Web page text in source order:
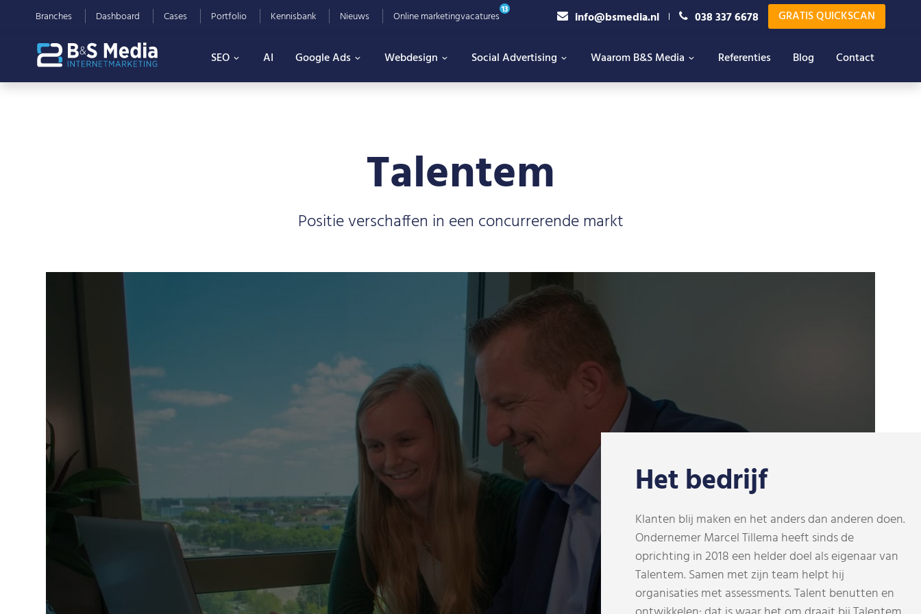
Branches Dashboard Cases Portfolio Kennisbank Nieuws Online marketingvacatures13 info@bsmedia.nl 038 337 6678 GRATIS QUICKSCAN
SEO AI Google Ads Webdesign Social Advertising Waarom B&S Media Referenties Blog Contact
Talentem
Positie verschaffen in een concurrerende markt
Het bedrijf
Klanten blij maken en het anders dan anderen doen.
Ondernemer Marcel Tillema heeft sinds de
oprichting in 2018 een helder doel als eigenaar van
Talentem. Samen met zijn team helpt hij
organisaties met assessments. Talent benutten en